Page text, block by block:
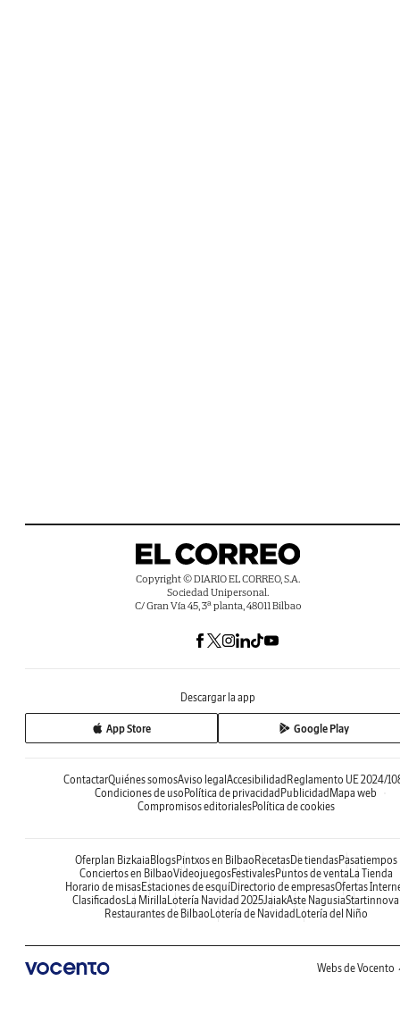
Copyright © DIARIO EL CORREO, S.A.
Sociedad Unipersonal.
C/ Gran Vía 45, 3ª planta, 48011 Bilbao
Descargar la app
App Store Google Play
ContactarQuiénes somosAviso legal Accesibilidad Reglamento UE 2024/
Condiciones de uso Política de privacidad Publicidad Mapa web
Compromisos editorialesPolítica de cookies
Oferplan Bizkaia BlogsPintxos en Bilbao RecetasDe tiendasPasatiempos
Conciertos en BilbaoVideojuegosFestivalesPuntos de venta La Tienda
Horario de misasEstaciones de esquíDirectorio de empresasOfertas
ClasificadosLa Mirilla Lotería Navidad 2025JaiakAste NagusiaStartinnova
Restaurantes de Bilbao Lotería de Navidad Lotería del Niño
Webs de Vocento